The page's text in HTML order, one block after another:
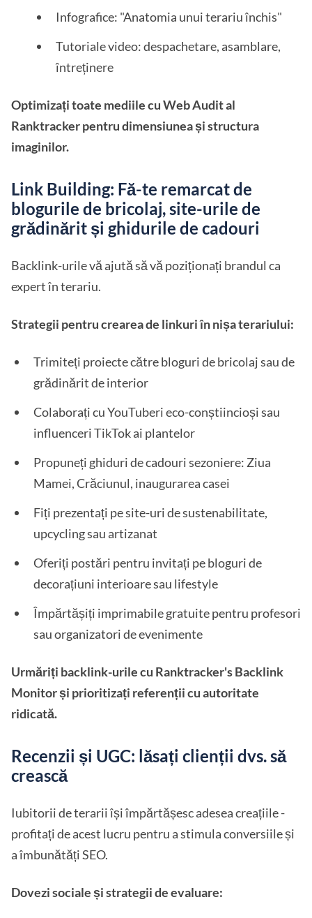
Infografice: "Anatomia unui terariu închis"
Tutoriale video: despachetare, asamblare,
întreținere
Optimizați toate mediile cu Web Audit al
Ranktracker pentru dimensiunea și structura
imaginilor.
Link Building: Fă-te remarcat de
blogurile de bricolaj, site-urile de
grădinărit și ghidurile de cadouri
Backlink-urile vă ajută să vă poziționați brandul ca
expert în terariu.
Strategii pentru crearea de linkuri în nișa terariului:
Trimiteți proiecte către bloguri de bricolaj sau de
grădinărit de interior
Colaborați cu YouTuberi eco-conștiincioși sau
influenceri TikTok ai plantelor
Propuneți ghiduri de cadouri sezoniere: Ziua
Mamei, Crăciunul, inaugurarea casei
Fiți prezentați pe site-uri de sustenabilitate,
upcycling sau artizanat
Oferiți postări pentru invitați pe bloguri de
decorațiuni interioare sau lifestyle
Împărtășiți imprimabile gratuite pentru profesori
sau organizatori de evenimente
Urmăriți backlink-urile cu Ranktracker's Backlink
Monitor și prioritizați referenții cu autoritate
ridicată.
Recenzii și UGC: lăsați clienții dvs. să
crească
Iubitorii de terarii își împărtășesc adesea creațiile -
profitați de acest lucru pentru a stimula conversiile și
a îmbunătăți SEO.
Dovezi sociale și strategii de evaluare: